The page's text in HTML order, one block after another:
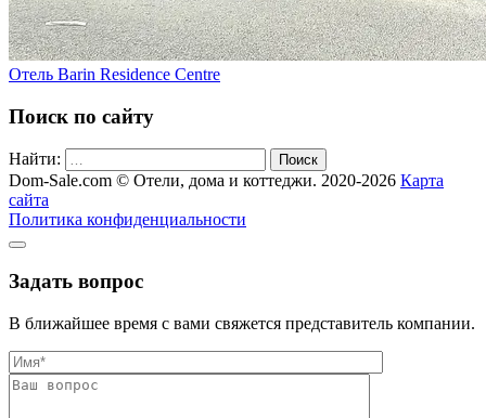
Отель Barin Residence Centre
Поиск по сайту
Найти: Поиск
Dom-Sale.com © Отели, дома и коттеджи. 2020-2026 Карта
сайта
Политика конфиденциальности
Задать вопрос
В ближайшее время с вами свяжется представитель компании.